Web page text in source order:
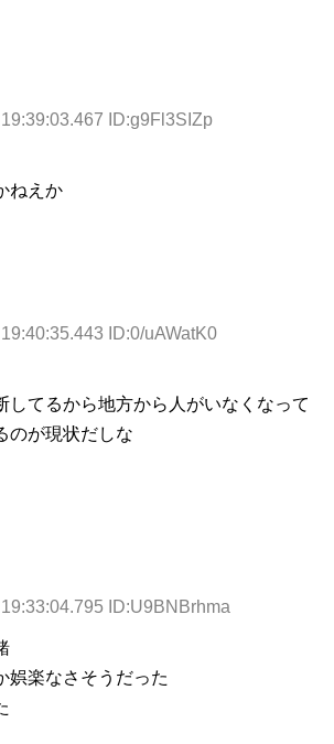
ID:g9Fl3SIZp
ねえか
ID:0/uAWatK0
してるから地方から人がいなくなって
のが現状だしな
ID:U9BNBrhma
娯楽なさそうだった